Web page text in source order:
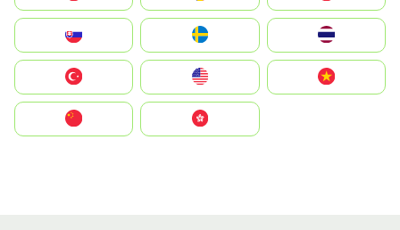
United States
中國香港特別行政區